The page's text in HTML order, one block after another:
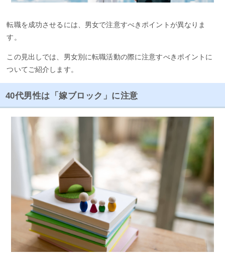
転職を成功させるには、男女で注意すべきポイントが異なりま
す。
この見出しでは、男女別に転職活動の際に注意すべきポイントに
ついてご紹介します。
40代男性は「嫁ブロック」に注意